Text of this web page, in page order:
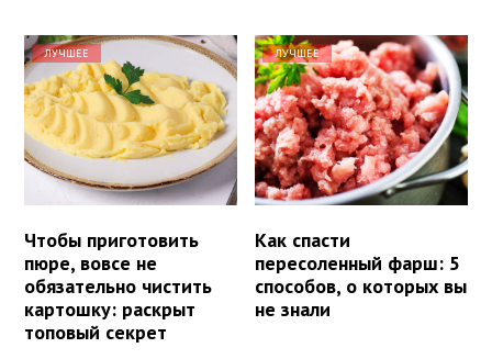
ЛУЧШЕЕ
Чтобы приготовить
пюре, вовсе не
обязательно чистить
картошку: раскрыт
топовый секрет
ЛУЧШЕЕ
Как спасти
пересоленный фарш: 5
способов, о которых вы
не знали